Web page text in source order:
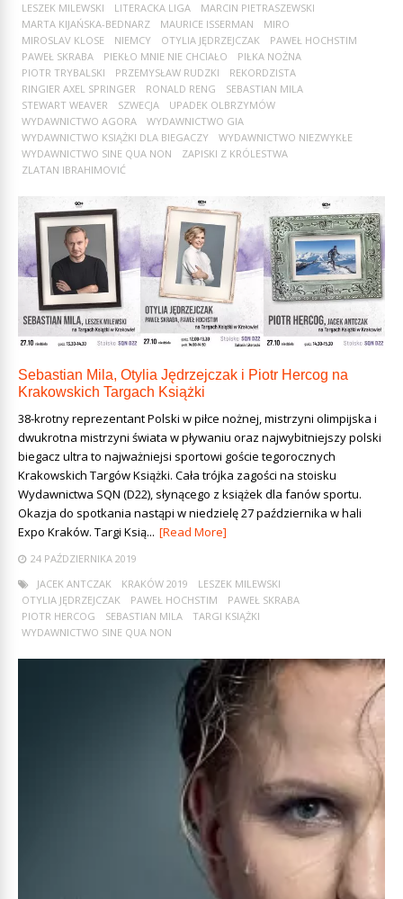
LESZEK MILEWSKI
LITERACKA LIGA
MARCIN PIETRASZEWSKI
MARTA KIJAŃSKA-BEDNARZ
MAURICE ISSERMAN
MIRO
MIROSLAV KLOSE
NIEMCY OTYLIA JĘDRZEJCZAK
PAWEŁ HOCHSTIM
PAWEŁ SKRABA
PIEKŁO MNIE NIE CHCIAŁO
PIŁKA NOŻNA
PIOTR TRYBALSKI
PRZEMYSŁAW RUDZKI
REKORDZISTA
RINGIER AXEL SPRINGER
RONALD RENG
SEBASTIAN MILA
STEWART WEAVER
SZWECJA
UPADEK OLBRZYMÓW
WYDAWNICTWO AGORA
WYDAWNICTWO GIA
WYDAWNICTWO KSIĄŻKI DLA BIEGACZY
WYDAWNICTWO NIEZWYKŁE
WYDAWNICTWO SINE QUA NON
ZAPISKI Z KRÓLESTWA
ZLATAN IBRAHIMOVIĆ
Sebastian Mila, Otylia Jędrzejczak i Piotr Hercog na
Krakowskich Targach Książki
38-krotny reprezentant Polski w piłce nożnej, mistrzyni olimpijska i
dwukrotna mistrzyni świata w pływaniu oraz najwybitniejszy polski
biegacz ultra to najważniejsi sportowi goście tegorocznych
Krakowskich Targów Książki. Cała trójka zagości na stoisku
Wydawnictwa SQN (D22), słynącego z książek dla fanów sportu.
Okazja do spotkania nastąpi w niedzielę 27 października w hali
Expo Kraków. Targi Ksią... [Read More]
24 PAŹDZIERNIKA 2019
JACEK ANTCZAK
KRAKÓW 2019
LESZEK MILEWSKI
OTYLIA JĘDRZEJCZAK
PAWEŁ HOCHSTIM
PAWEŁ SKRABA
PIOTR HERCOG
SEBASTIAN MILA
TARGI KSIĄŻKI
WYDAWNICTWO SINE QUA NON